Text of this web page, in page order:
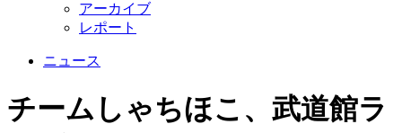
アーカイブ
レポート
ニュース
チームしゃちほこ、武道館ラ